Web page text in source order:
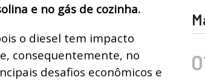
e no gás de cozinha.
o diesel tem impacto
consequentemente, no
desafios econômicos e